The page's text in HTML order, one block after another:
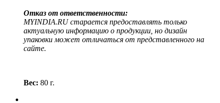
Отказ от ответственности:
MYINDIA.RU старается предоставлять только
актуальную информацию о продукции, но дизайн
упаковки может отличаться от представленного на
сайте.
Вес: 80 г.